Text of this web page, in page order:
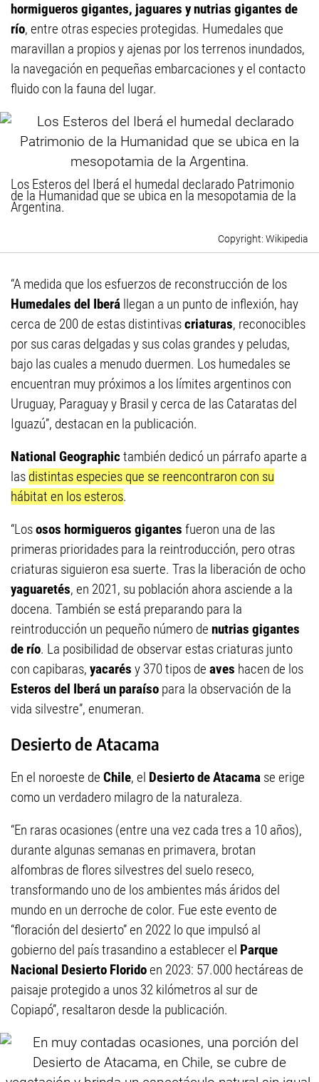
hormigueros gigantes, jaguares y nutrias gigantes de
río, entre otras especies protegidas. Humedales que
maravillan a propios y ajenas por los terrenos inundados,
la navegación en pequeñas embarcaciones y el contacto
fluido con la fauna del lugar.
Los Esteros del Iberá el humedal declarado Patrimonio
de la Humanidad que se ubica en la mesopotamia de la
Argentina.
Wikipedia
“A medida que los esfuerzos de reconstrucción de los
Humedales del Iberá llegan a un punto de inflexión, hay
cerca de 200 de estas distintivascriaturas, reconocibles
por sus caras delgadas y sus colas grandes y peludas,
bajo las cuales a menudo duermen. Los humedales se
encuentran muy próximos a los límites argentinos con
Uruguay, Paraguay y Brasil y cerca de las Cataratas del
Iguazú”, destacan en la publicación.
National Geographictambién dedicó un párrafo aparte a
las distintas especies que se reencontraron con su
hábitat en los esteros.
“Lososos hormigueros gigantes fueron una de las
primeras prioridades para la reintroducción, pero otras
criaturas siguieron esa suerte. Tras la liberación de ocho
yaguaretés, en 2021, su población ahora asciende a la
docena. También se está preparando para la
reintroducción un pequeño número de nutrias gigantes
de río. La posibilidad de observar estas criaturas junto
con capibaras, yacarés y 370 tipos de aves hacen de los
Esteros del Iberá un paraíso para la observación de la
vida silvestre”, enumeran.
Desierto de Atacama
En el noroeste de Chile, el Desierto de Atacama se erige
como un verdadero milagro de la naturaleza.
“En raras ocasiones (entre una vez cada tres a 10 años),
durante algunas semanas en primavera, brotan
alfombras de flores silvestres del suelo reseco,
transformando uno de los ambientes más áridos del
mundo en un derroche de color. Fue este evento de
“floración del desierto” en 2022 lo que impulsó al
gobierno del país trasandino a establecer el Parque
Nacional Desierto Floridoen 2023: 57.000 hectáreas de
paisaje protegido a unos 32 kilómetros al sur de
Copiapó”, resaltaron desde la publicación.